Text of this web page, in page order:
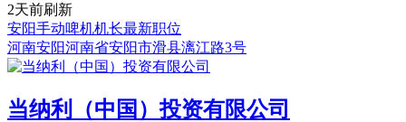
2天前刷新
安阳手动啤机机长最新职位
河南安阳河南省安阳市滑县漓江路3号
当纳利（中国）投资有限公司